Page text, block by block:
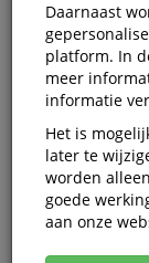
Daarnaast
platform. In
meer
informatie
Het is
later te
worden
goede
aan onze